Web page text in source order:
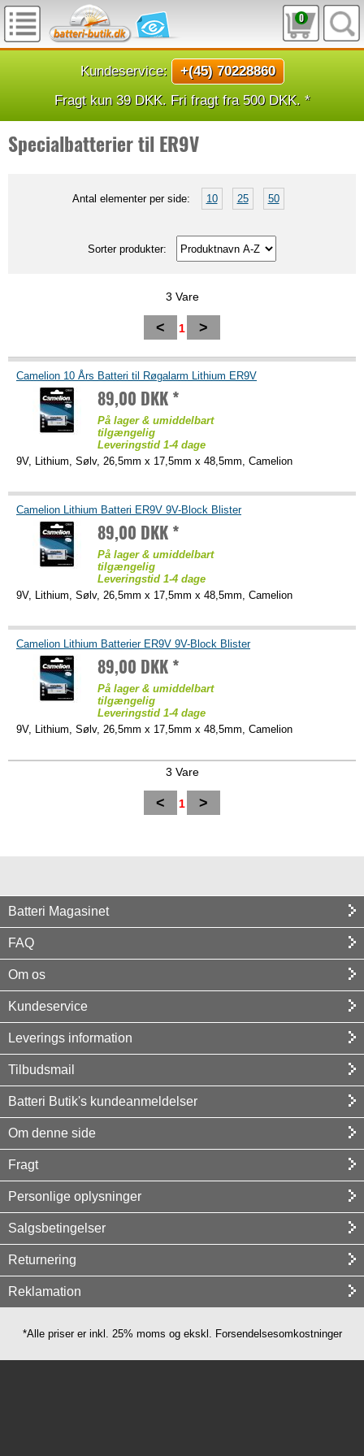
0
Kundeservice:
+(45) 70228860
Fragt kun 39 DKK. Fri fragt fra 500 DKK. *
Specialbatterier til ER9V
Antal elementer per side: 10 25 50
Sorter produkter:
3 Vare
< 1 >
Camelion 10 Års Batteri til Røgalarm Lithium ER9V
89,00 DKK *
På lager & umiddelbart
tilgængelig
Leveringstid 1-4 dage
9V, Lithium, Sølv, 26,5mm x 17,5mm x 48,5mm, Camelion
Camelion Lithium Batteri ER9V 9V-Block Blister
89,00 DKK *
På lager & umiddelbart
tilgængelig
Leveringstid 1-4 dage
9V, Lithium, Sølv, 26,5mm x 17,5mm x 48,5mm, Camelion
Camelion Lithium Batterier ER9V 9V-Block Blister
89,00 DKK *
På lager & umiddelbart
tilgængelig
Leveringstid 1-4 dage
9V, Lithium, Sølv, 26,5mm x 17,5mm x 48,5mm, Camelion
3 Vare
< 1 >
Batteri Magasinet
FAQ
Om os
Kundeservice
Leverings information
Tilbudsmail
Batteri Butik's kundeanmeldelser
Om denne side
Fragt
Personlige oplysninger
Salgsbetingelser
Returnering
Reklamation
*Alle priser er inkl. 25% moms og ekskl. Forsendelsesomkostninger